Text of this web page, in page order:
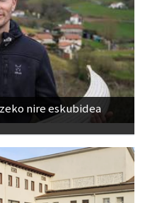
nire eskubidea